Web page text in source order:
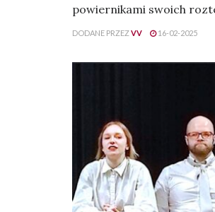
powiernikami swoich
DODANE PRZEZVV 16-02-2025